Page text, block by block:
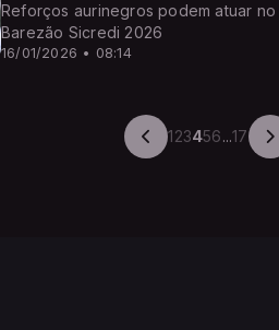
16/01/2026 • 08:14
Reforços aurinegros podem atuar
Barezão Sicredi 2026
123456...17